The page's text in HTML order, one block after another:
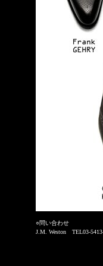
○問い合わせ
J.M. Weston TEL03-